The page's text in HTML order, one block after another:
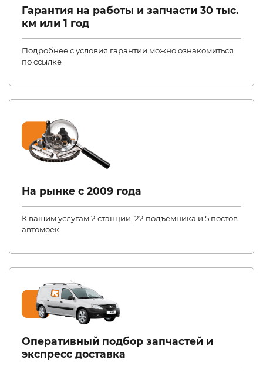
Гарантия на работы и запчасти 30 тыс.
км или 1 год
Подробнее с условия гарантии можно ознакомиться
по ссылке
На рынке с 2009 года
К вашим услугам 2 станции, 22 подъемника и 5 постов
автомоек
Оперативный подбор запчастей и
экспресс доставка